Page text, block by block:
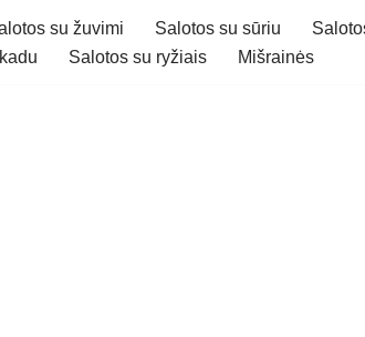
su žuvimi Salotos su sūriu
Salotos su ryžiais Mišrainės